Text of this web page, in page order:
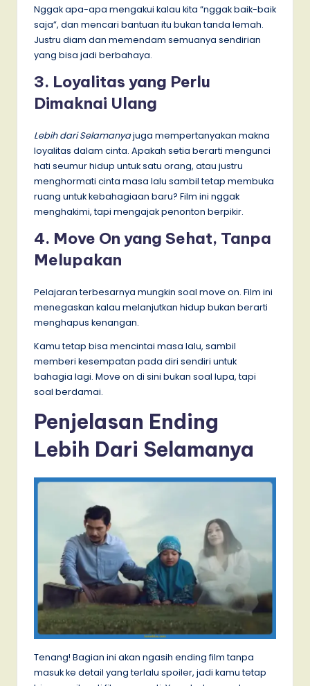
Nggak apa-apa mengakui kalau kita “nggak baik-baik
saja”, dan mencari bantuan itu bukan tanda lemah.
Justru diam dan memendam semuanya sendirian
yang bisa jadi berbahaya.
3. Loyalitas yang Perlu
Dimaknai Ulang
Lebih dari Selamanyajuga mempertanyakan makna
loyalitas dalam cinta. Apakah setia berarti mengunci
hati seumur hidup untuk satu orang, atau justru
menghormati cinta masa lalu sambil tetap membuka
ruang untuk kebahagiaan baru? Film ini nggak
menghakimi, tapi mengajak penonton berpikir.
4. Move On yang Sehat, Tanpa
Melupakan
Pelajaran terbesarnya mungkin soal move on. Film ini
menegaskan kalau melanjutkan hidup bukan berarti
menghapus kenangan.
Kamu tetap bisa mencintai masa lalu, sambil
memberi kesempatan pada diri sendiri untuk
bahagia lagi. Move on di sini bukan soal lupa, tapi
soal berdamai.
Penjelasan Ending
Lebih Dari Selamanya
Tenang! Bagian ini akan ngasih ending film tanpa
masuk ke detail yang terlalu spoiler, jadi kamu tetap